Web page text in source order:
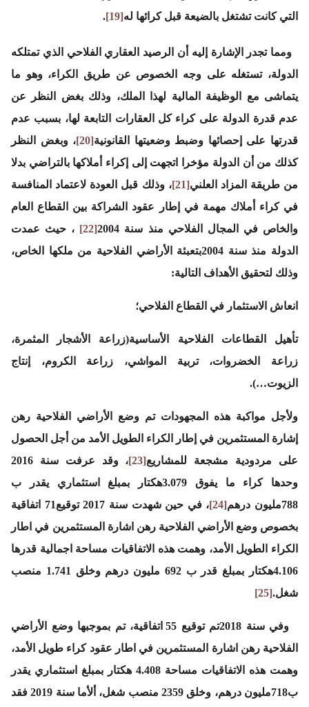
التي كانت تشتغل بالضيعة قبل كرائها له[19]
.
ومما تجدر الإشارة إليه أن الرصيد العقاري الفلاحي الذي تمتلكه
الدولة، تستغله على وجه الخصوص عن طريق الكراء، وهو ما
يتماشى مع الوظيفة المالية لهذا الملك، وذلك بغض النظر عن
عدم قدرة الدولة على كراء كل العقارات التابعة لها، بسبب عدم
قدرتها على إحصائها وضبط وضعيتها القانونية[20]
، وبغض النظر
كذلك من أن الدولة مؤخرا اتجهت إلى إكراء أملاكها بالتراضي بدلا
من طريقة المزاد العلني[21]
، وذلك قبل العودة لاعتماد المنافسة
في كراء أملاك مهمة في إطار عقود الشراكة بين القطاع العام
والخاص في المجال الفلاحي منذ سنة 2004
[22]
، حيث عمدت
الدولة منذ سنة 2004بتعبئة الأراضي الفلاحية من ملكها الخاص،
وذلك لتحقيق الأهداف التالية:
انعاش الاستثمار في القطاع الفلاحي؛
تأهيل القطاعات الفلاحية الأساسية(زراعة الأشجار المثمرة،
زراعة الخضروات، تربية المواشي، زراعة الكروم، إنتاج
الزيوت…).
ولأجل مواكبة هذه المجهودات تم وضع الأراضي الفلاحية رهن
إشارة المستثمرين في إطار الكراء الطويل الأمد من أجل الحصول
على مردودية مشجعة للمشاريع[23]
، وقد عرفت سنة 2016
وحدها كراء ما يفوق 3.079هكتار بمبلغ استثماري يقدر ب
788مليون درهم
[24]
، في حين شهدت سنة 2017 توقيع71 اتفاقية
بخصوص وضع الأراضي الفلاحية رهن اشارة المستثمرين في اطار
الكراء الطويل الأمد، وهمت هذه الاتفاقيات مساحة اجمالية قدرها
4.106هكتار بمبلغ قدر ب 692 مليون درهم وخلق 1.741 منصب
شغل.[25]
وفي سنة 2018تم توقيع 55 اتفاقية، تم بموجبها وضع الأراضي
الفلاحية رهن اشارة المستثمرين في اطار عقود كراء طويل الأمد،
وهمت هذه الاتفاقيات مساحة 4.408 هكتار بمبلغ استثماري يقدر
ب718مليون درهم، وخلق 2359 منصب شغل، ألأما سنة 2019 فقد